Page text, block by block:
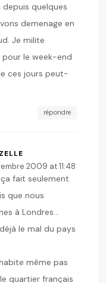
depuis quelques
demenage en
Je milite
pour le week-end
ces jours peut-
répondre
2009 at 11:48
fait seulement
que nous
à Londres…
le mal du pays
même pas
quartier français